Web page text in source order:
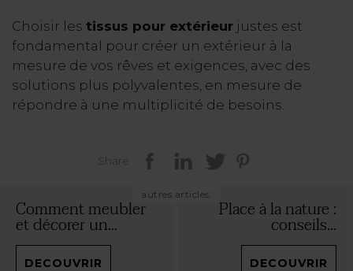
Choisir les tissus pour extérieur justes est
fondamental pour créer un extérieur à la
mesure de vos rêves et exigences, avec des
solutions plus polyvalentes, en mesure de
répondre à une multiplicité de besoins.
Share
autres articles:
Comment meubler
et décorer un...
DECOUVRIR
Place à la nature :
conseils...
DECOUVRIR